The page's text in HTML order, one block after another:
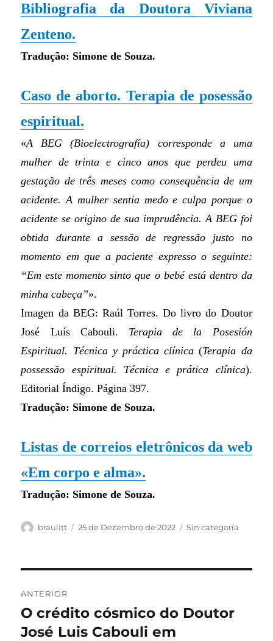
Bibliografia da Doutora Viviana
Zenteno.
Tradução: Simone de Souza.
Caso de aborto. Terapia de posessão
espiritual.
«A BEG (Bioelectrografía) corresponde a uma
mulher de trinta e cinco anos que perdeu uma
gestação de três meses como consequência de um
acidente. A mulher sentia medo e culpa porque o
acidente se origino de sua imprudência. A BEG foi
obtida durante a sessão de regressão justo no
momento em que a paciente expresso o seguinte:
“Em este momento sinto que o bebé está dentro da
minha cabeça”».
Imagen da BEG: Raúl Torres. Do livro do Doutor
José Luís Cabouli. Terapia de la Posesión
Espiritual. Técnica y práctica clínica (Terapia da
possessão espiritual. Técnica e prática clínica).
Editorial Índigo. Página 397.
Tradução: Simone de Souza.
Listas de correios eletrônicos da web
«Em corpo e alma».
Tradução: Simone de Souza.
Autor
braulitt
Publicado
25 de Dezembro de 2022 Categorias
Sin categoría
de
artigos
ANTERIOR
Artigo
anterior:
O crédito cósmico do Doutor
José Luis Cabouli em